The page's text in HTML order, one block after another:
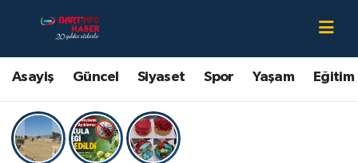
Asayiş Güncel Siyaset Spor Yaşam Eğitim
Asayiş
Bartın Hakkında
Çevre
Bartın Nöbetçi Eczaneler
Bartın Hava Durumu
Bartin Namaz Vakitleri